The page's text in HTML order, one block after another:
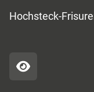
Hochsteck-